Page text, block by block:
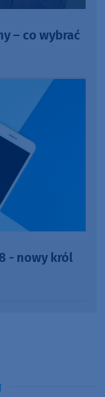
– co wybrać
- nowy król